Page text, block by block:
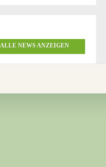
ALLE NEWS ANZEIGEN